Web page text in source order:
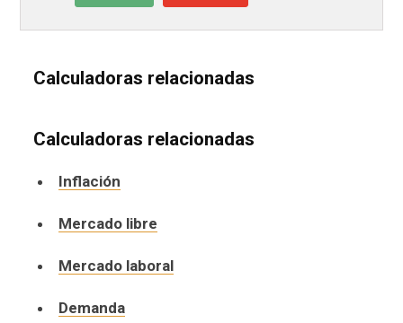
Calculadoras relacionadas
Calculadoras relacionadas
Inflación
Mercado libre
Mercado laboral
Demanda